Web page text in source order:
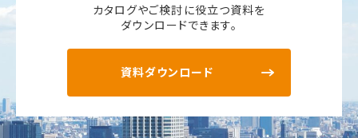
カタログやご検討に役立つ資料を
ダウンロードできます。
資料ダウンロード